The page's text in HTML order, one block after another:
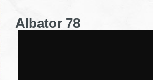
Albator 78